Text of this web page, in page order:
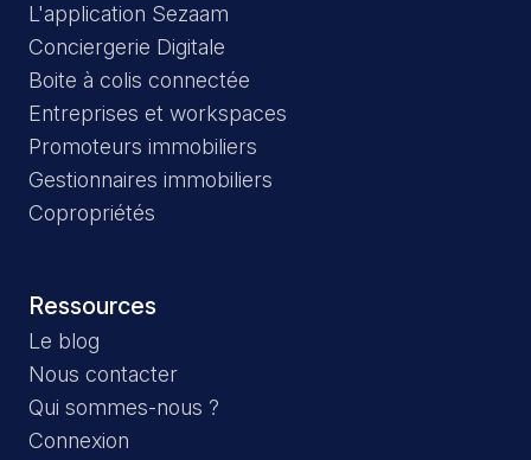
L'application Sezaam
Conciergerie Digitale
Boite à colis connectée
Entreprises et workspaces
Promoteurs immobiliers
Gestionnaires immobiliers
Copropriétés
Ressources
Le blog
Nous contacter
Qui sommes-nous ?
Connexion